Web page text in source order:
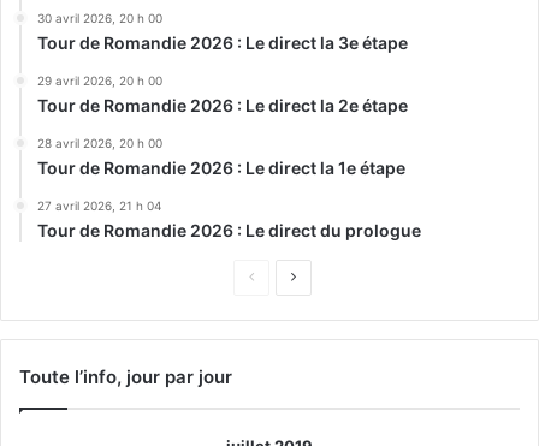
30 avril 2026, 20 h 00
Tour de Romandie 2026 : Le direct la 3e étape
29 avril 2026, 20 h 00
Tour de Romandie 2026 : Le direct la 2e étape
28 avril 2026, 20 h 00
Tour de Romandie 2026 : Le direct la 1e étape
27 avril 2026, 21 h 04
Tour de Romandie 2026 : Le direct du prologue
Page
Page
Toute l’info, jour par jour